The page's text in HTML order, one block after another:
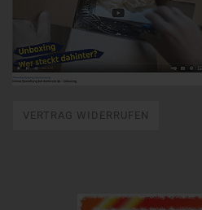
VERTRAG WIDERRUFEN